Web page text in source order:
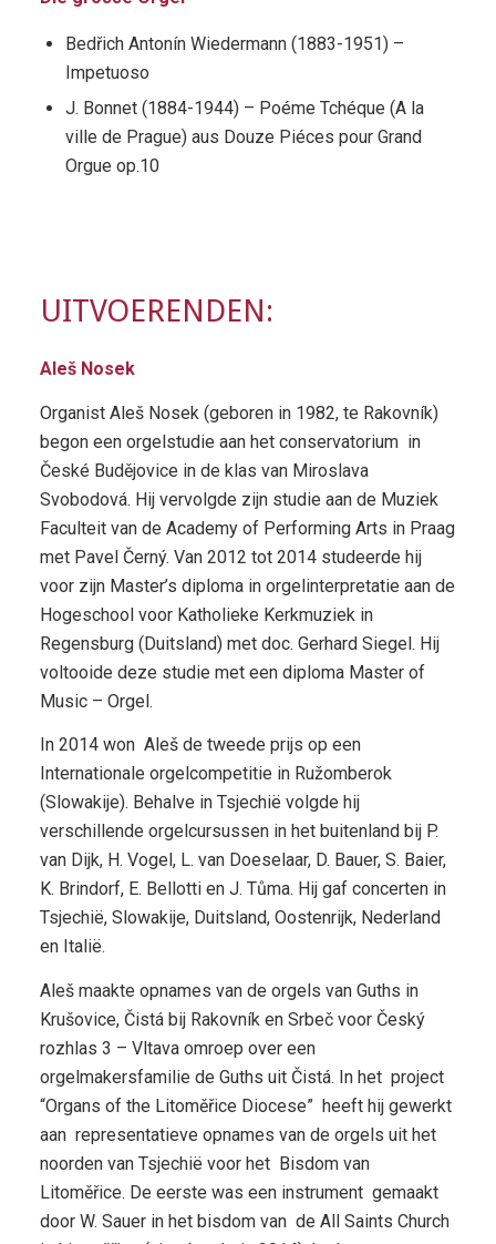
Bedřich Antonín Wiedermann (1883-1951) –
Impetuoso
J. Bonnet (1884-1944) – Poéme Tchéque (A la
ville de Prague) aus Douze Piéces pour Grand
Orgue op.10
UITVOERENDEN:
Aleš Nosek
Organist Aleš Nosek (geboren in 1982, te Rakovník)
begon een orgelstudie aan het conservatorium in
České Budějovice in de klas van Miroslava
Svobodová. Hij vervolgde zijn studie aan de Muziek
Faculteit van de Academy of Performing Arts in Praag
met Pavel Černý. Van 2012 tot 2014 studeerde hij
voor zijn Master’s diploma in orgelinterpretatie aan de
Hogeschool voor Katholieke Kerkmuziek in
Regensburg (Duitsland) met doc. Gerhard Siegel. Hij
voltooide deze studie met een diploma Master of
Music – Orgel.
In 2014 won Aleš de tweede prijs op een
Internationale orgelcompetitie in Ružomberok
(Slowakije). Behalve in Tsjechië volgde hij
verschillende orgelcursussen in het buitenland bij P.
van Dijk, H. Vogel, L. van Doeselaar, D. Bauer, S. Baier,
K. Brindorf, E. Bellotti en J. Tůma. Hij gaf concerten in
Tsjechië, Slowakije, Duitsland, Oostenrijk, Nederland
en Italië.
Aleš maakte opnames van de orgels van Guths in
Krušovice, Čistá bij Rakovník en Srbeč voor Český
rozhlas 3 – Vltava omroep over een
orgelmakersfamilie de Guths uit Čistá. In het project
“Organs of the Litoměřice Diocese” heeft hij gewerkt
aan representatieve opnames van de orgels uit het
noorden van Tsjechië voor het Bisdom van
Litoměřice. De eerste was een instrument gemaakt
door W. Sauer in het bisdom van de All Saints Church